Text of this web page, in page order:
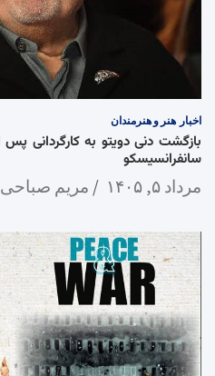
اخبار هنر و هنرمندان
سانفرانسیسکو
مرداد ۵, ۱۴۰۵ مریم صباحی